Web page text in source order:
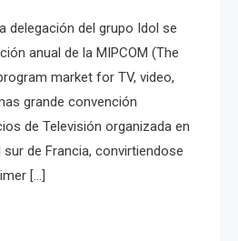
delegación del grupo Idol se
anual de la MIPCOM (The
market for TV, video,
grande convención
de Televisión organizada en
sur de Francia, convirtiendose
[…]